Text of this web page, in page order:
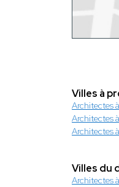
Villes à
Architectes
Architectes
Architectes
Villes du
Architectes